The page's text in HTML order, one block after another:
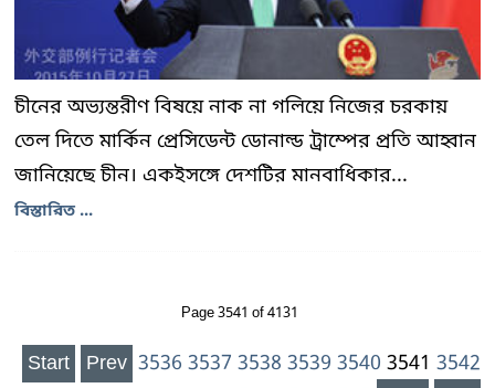
চীনের অভ্যন্তরীণ বিষয়ে নাক না গলিয়ে নিজের চরকায়
তেল দিতে মার্কিন প্রেসিডেন্ট ডোনাল্ড ট্রাম্পের প্রতি আহ্বান
জানিয়েছে চীন। একইসঙ্গে দেশটির মানবাধিকার...
বিস্তারিত ...
Page 3541 of 4131
Start Prev 3536 3537 3538 3539 3540 3541 3542